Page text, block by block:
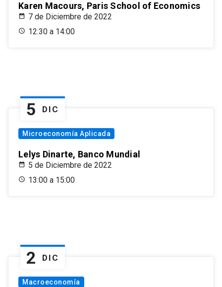
Karen Macours, Paris School of Economics
7 de Diciembre de 2022
12:30 a 14:00
5 DIC
Microeconomía Aplicada
Lelys Dinarte, Banco Mundial
5 de Diciembre de 2022
13:00 a 15:00
2 DIC
Macroeconomía